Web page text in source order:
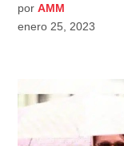
por AMM
enero 25, 2023